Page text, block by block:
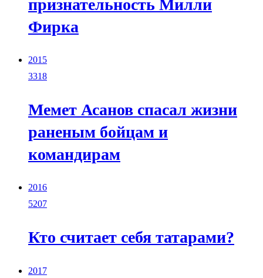
признательность Милли
Фирка
2015
3318
Мемет Асанов спасал жизни
раненым бойцам и
командирам
2016
5207
Кто считает себя татарами?
2017